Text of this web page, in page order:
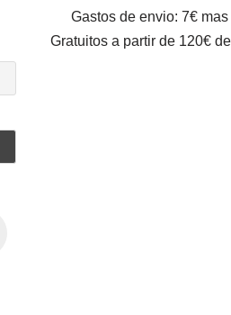
Gastos de envio: 7€ mas
Gratuitos a partir de 120€